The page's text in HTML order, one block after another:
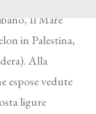
Il Mare
in Palestina,
Alla
espose vedute
ligure